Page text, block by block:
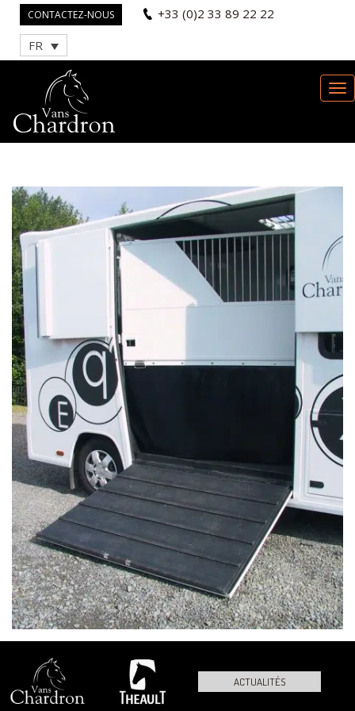
CONTACTEZ-NOUS +33 (0)2 33 89 22 22
FR
ACTUALITÉS